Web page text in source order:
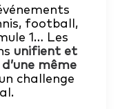
football,
1… Les
unifient et
même
challenge